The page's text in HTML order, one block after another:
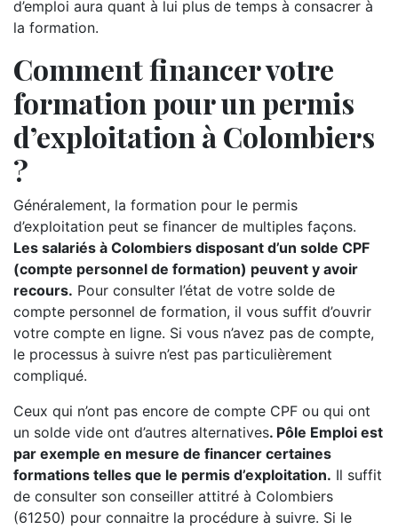
d’emploi aura quant à lui plus de temps à consacrer à
la formation.
Comment financer votre
formation pour un permis
d’exploitation à Colombiers
?
Généralement, la formation pour le permis
d’exploitation peut se financer de multiples façons.
Les salariés à Colombiers disposant d’un solde CPF
(compte personnel de formation) peuvent y avoir
recours. Pour consulter l’état de votre solde de
compte personnel de formation, il vous suffit d’ouvrir
votre compte en ligne. Si vous n’avez pas de compte,
le processus à suivre n’est pas particulièrement
compliqué.
Ceux qui n’ont pas encore de compte CPF ou qui ont
un solde vide ont d’autres alternatives. Pôle Emploi est
par exemple en mesure de financer certaines
formations telles que le permis d’exploitation. Il suffit
de consulter son conseiller attitré à Colombiers
(61250) pour connaitre la procédure à suivre. Si le